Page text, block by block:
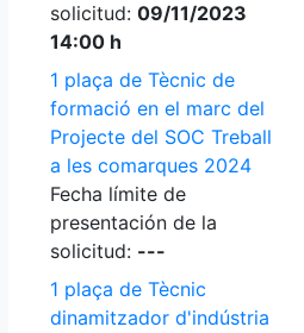
solicitud: 09/11/2023
14:00 h
1 plaça de Tècnic de
formació en el marc del
Projecte del SOC Treball
a les comarques 2024
Fecha límite de
presentación de la
solicitud: ---
1 plaça de Tècnic
dinamitzador d'indústria